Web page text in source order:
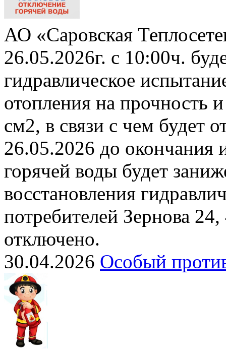
АО «Саровская
26.05.2026г. с 10:00ч.
гидравлическое
отопления на прочность
см2, в связи с чем будет
26.05.2026 до окончания
горячей воды будет
восстановления
потребителей Зернова
отключено.
30.04.2026 Особый